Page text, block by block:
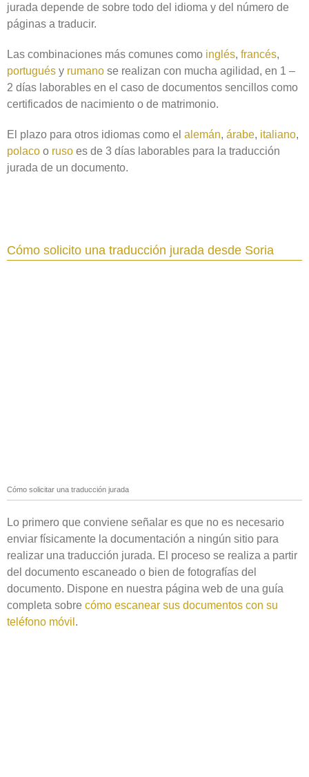
jurada depende de sobre todo del idioma y del número de
páginas a traducir.
Las combinaciones más comunes como inglés, francés,
portugués y rumano se realizan con mucha agilidad, en 1 –
2 días laborables en el caso de documentos sencillos como
certificados de nacimiento o de matrimonio.
El plazo para otros idiomas como el alemán, árabe, italiano,
polaco o ruso es de 3 días laborables para la traducción
jurada de un documento.
Cómo solicito una traducción jurada desde Soria‎
Cómo solicitar una traducción jurada
Lo primero que conviene señalar es que no es necesario
enviar físicamente la documentación a ningún sitio para
realizar una traducción jurada. El proceso se realiza a partir
del documento escaneado o bien de fotografías del
documento. Dispone en nuestra página web de una guía
completa sobre cómo escanear sus documentos con su
teléfono móvil .